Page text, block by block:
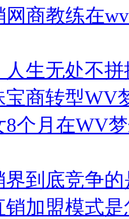
网商教练在
人生无处不拼
宝商转型WV
8个月在WV
界到底竞争
销加盟模式